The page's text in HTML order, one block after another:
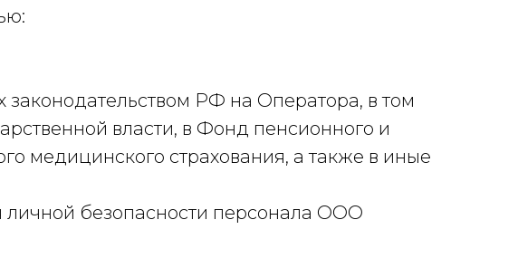
РФ на Оператора, в том
власти, в Фонд пенсионного и
медицинского страхования, а также в иные
безопасности персонала ООО